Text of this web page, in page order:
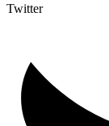
Twitter